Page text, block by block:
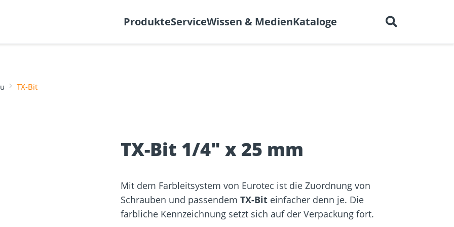
Deutsch
ProdukteServiceWissen & Medien
Terrassendielen
Kataloge
TX-Bit
TX-Bit 1/4" x 25 mm
Mit dem Farbleitsystem von Eurotec ist die Zuordnung von
Schrauben und passendem TX-Biteinfacher denn je. Die
farbliche Kennzeichnung setzt sich auf der Verpackung fort.